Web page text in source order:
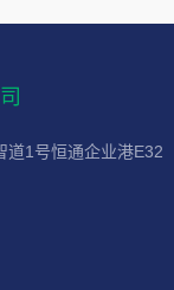
道1号恒通企业港E32